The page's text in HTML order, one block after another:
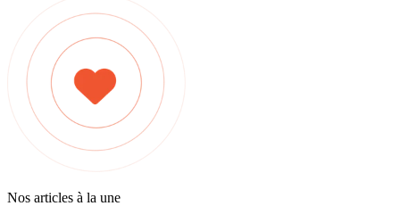
Nos articles à la une